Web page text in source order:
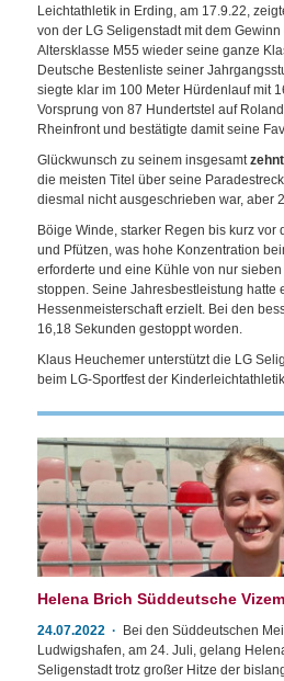
Leichtathletik in Erding, am 17.9.22,
von der LG Seligenstadt mit dem
Altersklasse M55 wieder seine ganze
Deutsche Bestenliste seiner
siegte klar im 100 Meter Hürdenlauf mit
Vorsprung von 87 Hundertstel auf
Rheinfront und bestätigte damit seine
Glückwunsch zu seinem insgesamt
die meisten Titel über seine
diesmal nicht ausgeschrieben war, aber
Böige Winde, starker Regen bis kurz vor
und Pfützen, was hohe Konzentration
erforderte und eine Kühle von nur
stoppen. Seine Jahresbestleistung hatte
Hessenmeisterschaft erzielt. Bei den
16,18 Sekunden gestoppt worden.
Klaus Heuchemer unterstützt die LG
beim LG-Sportfest der
Helena Brich Süddeutsche
24.07.2022
Bei den Süddeutschen
Ludwigshafen, am 24. Juli, gelang
Seligenstadt trotz großer Hitze der